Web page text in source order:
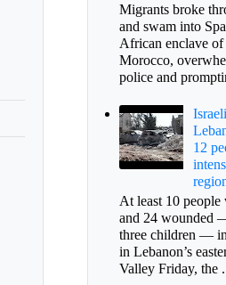
Migrants broke
and swam into
African enclave
Morocco,
police and
12
At least 10 people
and 24 wounded
three children —
in Lebanon’s
Valley Friday, the